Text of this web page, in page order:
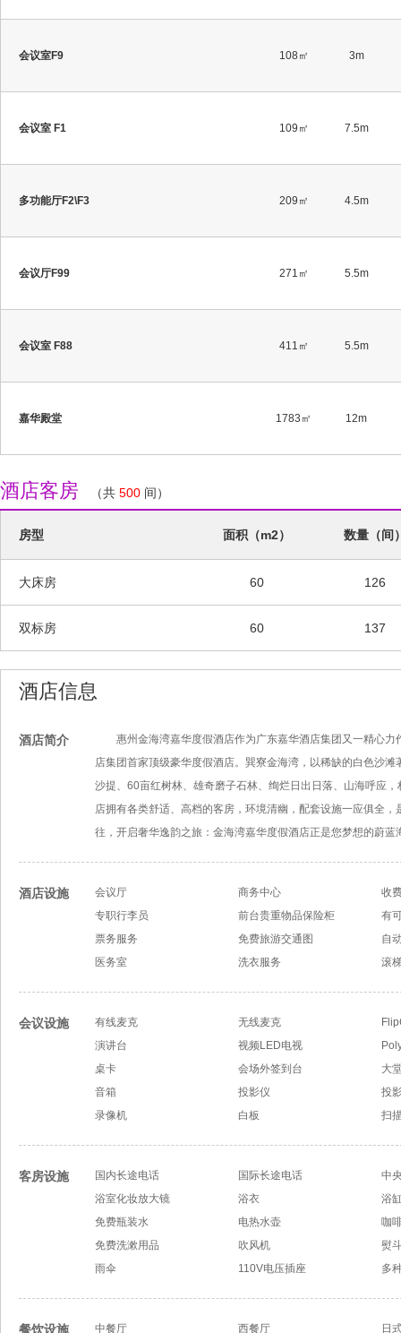
会议室F9 108㎡ 3m
会议室 F1 109㎡ 7.5m
多功能厅F2\F3 209㎡ 4.5m
会议厅F99 271㎡ 5.5m
会议室 F88 411㎡ 5.5m
嘉华殿堂 1783㎡ 12m
酒店客房 （共 500 间）
房型 面积（m2） 数量（间
大床房 60 126
双标房 60 137
酒店信息
酒店简介
惠州金海湾嘉华度假酒店作为广东嘉华酒店集团又一精心力
店集团首家顶级豪华度假酒店。巽寮金海湾，以稀缺的白色沙
沙提、60亩红树林、雄奇磨子石林、绚烂日出日落、山海呼应
店拥有各类舒适、高档的客房，环境清幽，配套设施一应俱全
往，开启奢华逸韵之旅：金海湾嘉华度假酒店正是您梦想的蔚
酒店设施 会议厅 商务中心
收
专职行李员
前台贵重物品保险柜
有
票务服务
免费旅游交通图
自
医务室
洗衣服务 滚
会议设施 有线麦克 无线麦克
演讲台
视频LED电视
桌卡
会场外签到台
大
音箱
投影仪
投
录像机
白板 扫
客房设施 国内长途电话 国际长途电话
中
浴室化妆放大镜
浴衣
浴
免费瓶装水
电热水壶
咖
免费洗漱用品
吹风机
熨
雨伞
110V电压插座 多
餐饮设施 中餐厅 西餐厅 日